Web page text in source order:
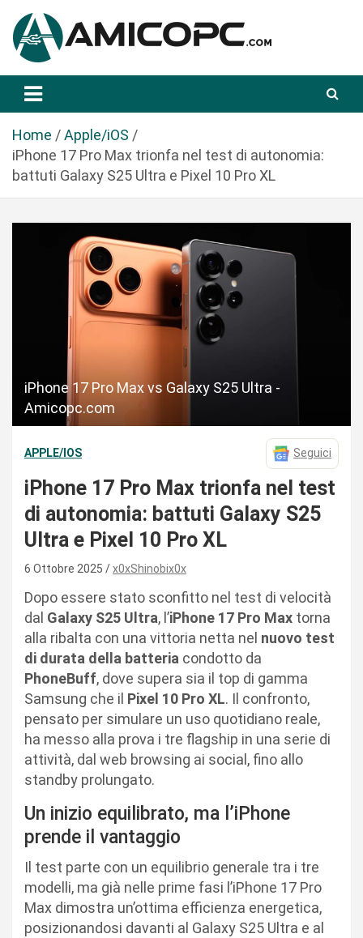
a
Amicopc.com
Home
Apple/iOS
iPhone 17 Pro Max trionfa nel test di autonomia:
battuti Galaxy S25 Ultra e Pixel 10 Pro XL
iPhone 17 Pro Max vs Galaxy S25 Ultra -
Amicopc.com
APPLE/IOS Seguici
iPhone 17 Pro Max trionfa nel test
di autonomia: battuti Galaxy S25
Ultra e Pixel 10 Pro XL
6 Ottobre 2025 x0xShinobix0x
Dopo essere stato sconfitto nel test di velocità
dal Galaxy S25 Ultra, l’iPhone 17 Pro Max torna
alla ribalta con una vittoria netta nel nuovo test
di durata della batteria condotto da
PhoneBuff, dove supera sia il top di gamma
Samsung che il Pixel 10 Pro XL. Il confronto,
pensato per simulare un uso quotidiano reale,
ha messo alla prova i tre flagship in una serie di
attività, dal web browsing ai social, fino allo
standby prolungato.
Un inizio equilibrato, ma l’iPhone
prende il vantaggio
Il test parte con un equilibrio generale tra i tre
modelli, ma già nelle prime fasi l’iPhone 17 Pro
Max dimostra un’ottima efficienza energetica,
posizionandosi davanti al Galaxy S25 Ultra e al